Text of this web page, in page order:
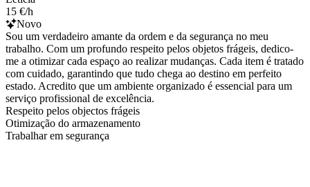
15 €/h
Novo
Sou um verdadeiro amante da ordem e da segurança no meu
trabalho. Com um profundo respeito pelos objetos frágeis, dedico-
me a otimizar cada espaço ao realizar mudanças. Cada item é tratado
com cuidado, garantindo que tudo chega ao destino em perfeito
estado. Acredito que um ambiente organizado é essencial para um
serviço profissional de excelência.
Respeito pelos objectos frágeis
Otimização do armazenamento
Trabalhar em segurança